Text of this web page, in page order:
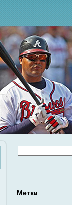
Метки